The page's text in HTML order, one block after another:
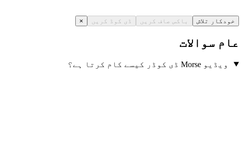
خودکار تلاش باکس صاف کریں ڈی کوڈ کریں ×
عام سوالات
ویڈیو Morse ڈی کوڈر کیسے کام کرتا ہے؟